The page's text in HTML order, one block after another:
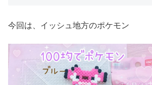
今回は、イッシュ地方のポケモン